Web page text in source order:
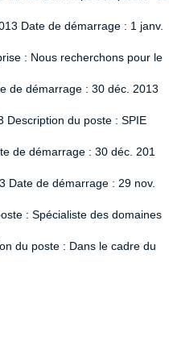
Date de démarrage : 1 janv.
: Nous recherchons pour le
de démarrage : 30 déc. 2013
Description du poste : SPIE
de démarrage : 30 déc. 201
Date de démarrage : 29 nov.
: Spécialiste des domaines
du poste : Dans le cadre du